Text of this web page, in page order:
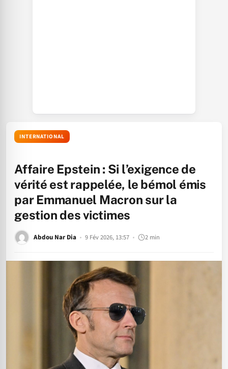
INTERNATIONAL
Affaire Epstein : Si l’exigence de
vérité est rappelée, le bémol émis
par Emmanuel Macron sur la
gestion des victimes
Abdou Nar Dia 9 Fév 2026, 13:57 2 min